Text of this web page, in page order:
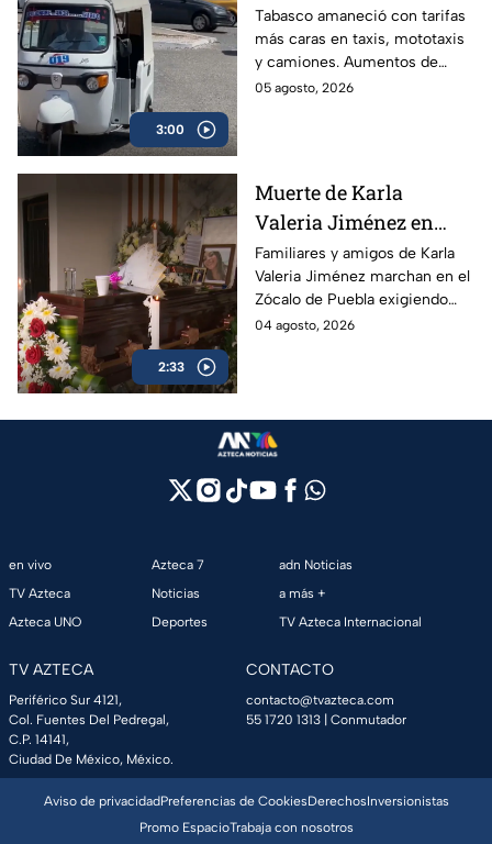
3:00
Tabasco eleva hasta
20% las tarifas del
transporte público
Tabasco amaneció con tarifas
más caras en taxis, mototaxis
y camiones. Aumentos de
hasta 20% golpean el bolsillo
acondicionado.
05 agosto, 2026
2:33
Muerte de Karla
Valeria Jiménez en
Puebla: familiares
denuncian violencia y
tráfico de influencias
en Fiscalía
Familiares y amigos de Karla
Valeria Jiménez marchan en el
Zócalo de Puebla exigiendo
justicia. Denuncian signos de
04 agosto, 2026
en vivo
TV Azteca
Azteca UNO
Azteca 7
Noticias
Deportes
adn Noticias
a más +
TV Azteca Internacional
TV AZTECA
Periférico Sur 4121,
Col. Fuentes Del Pedregal,
C.P. 14141,
Ciudad De México, México.
CONTACTO
contacto@tvazteca.com
55 1720 1313 | Conmutador
Aviso de privacidadPreferencias de CookiesDerechosInversionistas
Promo EspacioTrabaja con nosotros